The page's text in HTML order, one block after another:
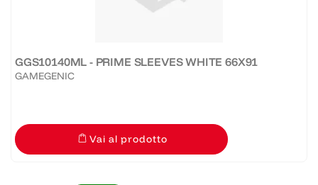
GGS10140ML - PRIME SLEEVES WHITE 66X91
GAMEGENIC
Vai al prodotto